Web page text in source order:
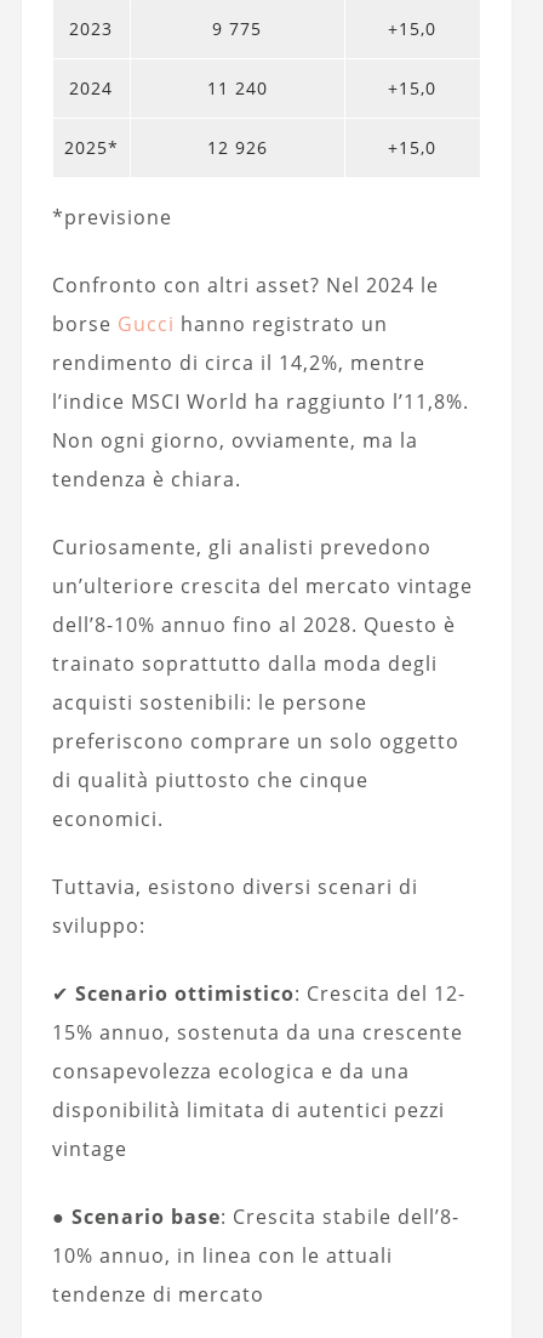
2023 9 775 +15,0
2024 11 240 +15,0
2025* 12 926 +15,0
*previsione
Confronto con altri asset? Nel 2024 le
borse Gucci hanno registrato un
rendimento di circa il 14,2%, mentre
l’indice MSCI World ha raggiunto l’11,8%.
Non ogni giorno, ovviamente, ma la
tendenza è chiara.
Curiosamente, gli analisti prevedono
un’ulteriore crescita del mercato vintage
dell’8-10% annuo fino al 2028. Questo è
trainato soprattutto dalla moda degli
acquisti sostenibili: le persone
preferiscono comprare un solo oggetto
di qualità piuttosto che cinque
economici.
Tuttavia, esistono diversi scenari di
sviluppo:
✔ Scenario ottimistico: Crescita del 12-
15% annuo, sostenuta da una crescente
consapevolezza ecologica e da una
disponibilità limitata di autentici pezzi
vintage
● Scenario base: Crescita stabile dell’8-
10% annuo, in linea con le attuali
tendenze di mercato